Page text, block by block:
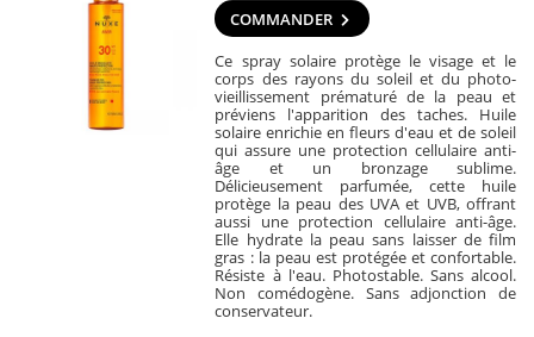
COMMANDER
Ce spray solaire protège le visage et le
corps des rayons du soleil et du photo-
vieillissement prématuré de la peau et
préviens l'apparition des taches. Huile
solaire enrichie en fleurs d'eau et de soleil
qui assure une protection cellulaire anti-
âge et un bronzage sublime.
Délicieusement parfumée, cette huile
protège la peau des UVA et UVB, offrant
aussi une protection cellulaire anti-âge.
Elle hydrate la peau sans laisser de film
gras : la peau est protégée et confortable.
Résiste à l'eau. Photostable. Sans alcool.
Non comédogène. Sans adjonction de
conservateur.